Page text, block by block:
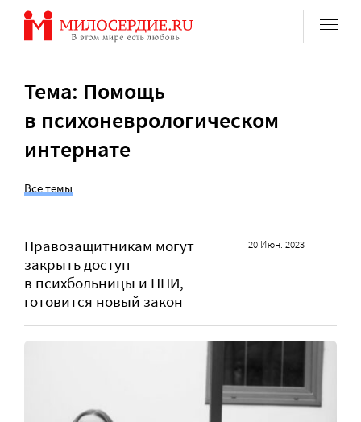
Перейти
содержанию
Тема: Помощь
в психоневрологическом
интернате
Все темы
Правозащитникам могут
закрыть доступ
в психбольницы и ПНИ,
готовится новый закон
20 Июн. 2023